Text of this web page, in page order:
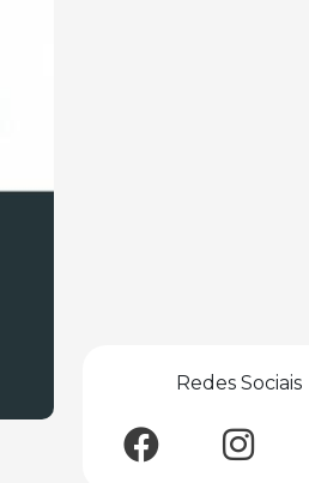
Redes Sociais